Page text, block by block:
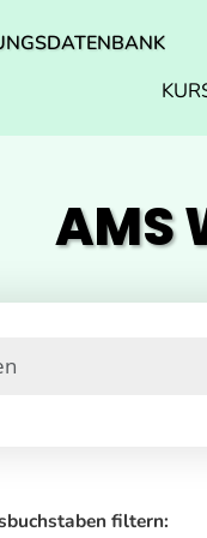
AMS
filtern: